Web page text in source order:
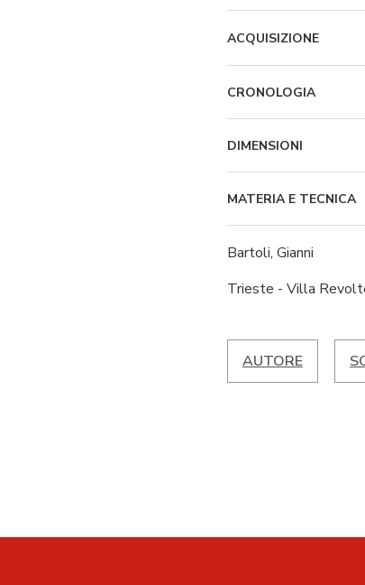
ACQUISIZIONE
CRONOLOGIA
DIMENSIONI
MATERIA E TECNICA
Bartoli, Gianni
Trieste - Villa
AUTORE